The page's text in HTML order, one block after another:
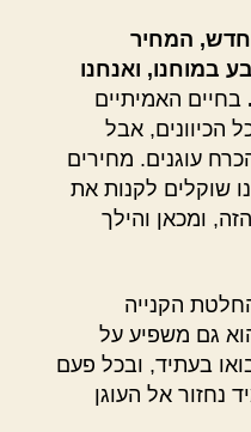
חדש, המחיר
במוחנו, ואנחנו
בחיים האמיתיים
הכיוונים, אבל
עוגנים. מחירים
שוקלים לקנות את
ומכאן והילך
הקנייה
גם משפיע על
בעתיד, ובכל פעם
נחזור אל העוגן